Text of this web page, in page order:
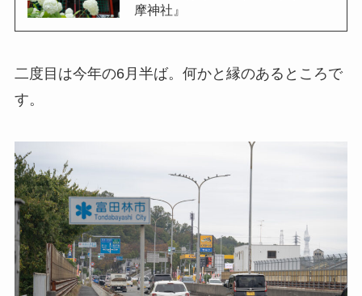
摩神社』
二度目は今年の6月半ば。何かと縁のあるところで
す。